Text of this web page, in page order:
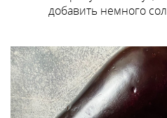
добавить немного